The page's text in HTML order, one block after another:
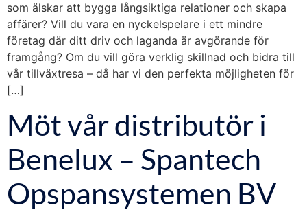
som älskar att bygga långsiktiga relationer och skapa
affärer? Vill du vara en nyckelspelare i ett mindre
företag där ditt driv och laganda är avgörande för
framgång? Om du vill göra verklig skillnad och bidra till
vår tillväxtresa – då har vi den perfekta möjligheten för
[…]
Möt vår distributör i
Benelux – Spantech
Opspansystemen BV